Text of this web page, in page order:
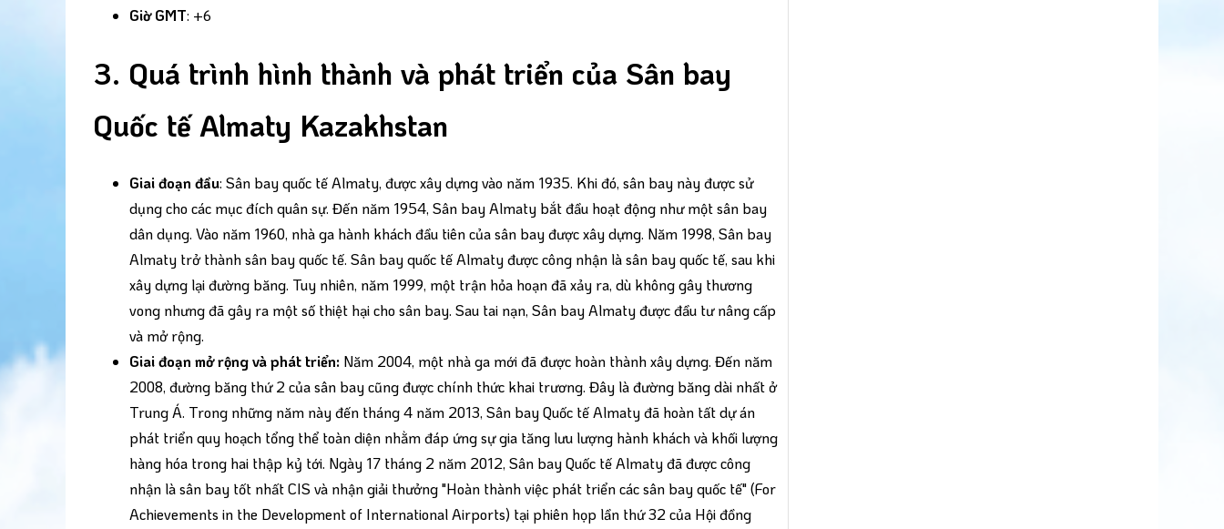
Giờ GMT: +6
3. Quá trình hình thành và phát triển của Sân bay
Quốc tế Almaty Kazakhstan
Giai đoạn đầu: Sân bay quốc tế Almaty, được xây dựng vào năm 1935. Khi đó, sân bay này được sử
dụng cho các mục đích quân sự. Đến năm 1954, Sân bay Almaty bắt đầu hoạt động như một sân bay
dân dụng. Vào năm 1960, nhà ga hành khách đầu tiên của sân bay được xây dựng. Năm 1998, Sân bay
Almaty trở thành sân bay quốc tế. Sân bay quốc tế Almaty được công nhận là sân bay quốc tế, sau khi
xây dựng lại đường băng. Tuy nhiên, năm 1999, một trận hỏa hoạn đã xảy ra, dù không gây thương
vong nhưng đã gây ra một số thiệt hại cho sân bay. Sau tai nạn, Sân bay Almaty được đầu tư nâng cấp
và mở rộng.
Giai đoạn mở rộng và phát triển: Năm 2004, một nhà ga mới đã được hoàn thành xây dựng. Đến năm
2008, đường băng thứ 2 của sân bay cũng được chính thức khai trương. Đây là đường băng dài nhất ở
Trung Á. Trong những năm này đến tháng 4 năm 2013, Sân bay Quốc tế Almaty đã hoàn tất dự án
phát triển quy hoạch tổng thể toàn diện nhằm đáp ứng sự gia tăng lưu lượng hành khách và khối lượng
hàng hóa trong hai thập kỷ tới. Ngày 17 tháng 2 năm 2012, Sân bay Quốc tế Almaty đã được công
nhận là sân bay tốt nhất CIS và nhận giải thưởng "Hoàn thành việc phát triển các sân bay quốc tế" (For
Achievements in the Development of International Airports) tại phiên họp lần thứ 32 của Hội đồng